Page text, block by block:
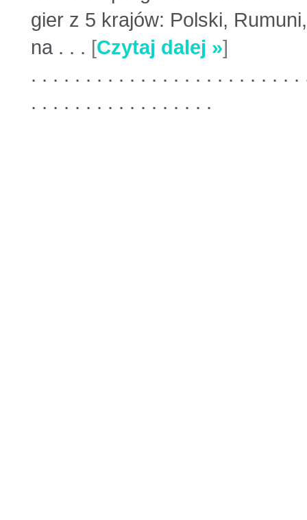
gier z 5 krajów: Polski,
na . . . [Czytaj dalej »]
. . . . . . . . . . . . . . . . . . . . . . . .
. . . . . . . . . . . . . . . . .